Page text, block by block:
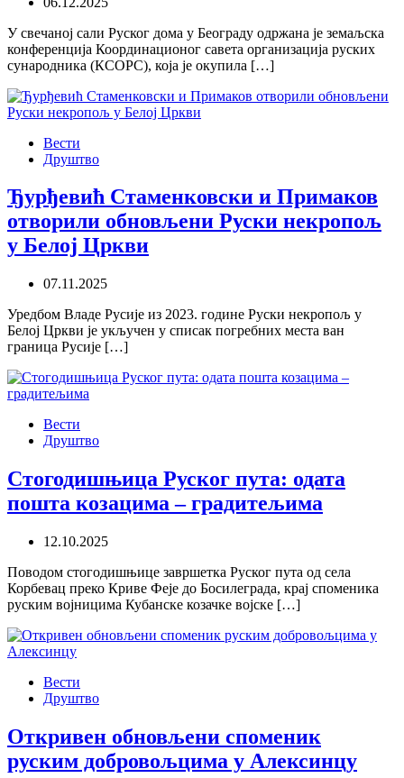
У свечаној сали Руског дома у Београду одржана је земаљска
конференција Координационог савета организација руских
сународника (КСОРС), која је окупила […]
Вести
Друштво
Ђурђевић Стаменковски и Примаков
отворили обновљени Руски некропољ
у Белој Цркви
07.11.2025
Уредбом Владе Русије из 2023. године Руски некропољ у
Белој Цркви је укључен у списак погребних места ван
граница Русије […]
Вести
Друштво
Стогодишњица Руског пута: одата
пошта козацима – градитељима
12.10.2025
Поводом стогодишњице завршетка Руског пута од села
Корбевац преко Криве Феје до Босилеграда, крај споменика
руским воjницима Кубанске козачке воjске […]
Вести
Друштво
Откривен обновљени споменик
руским добровољцима у Алексинцу